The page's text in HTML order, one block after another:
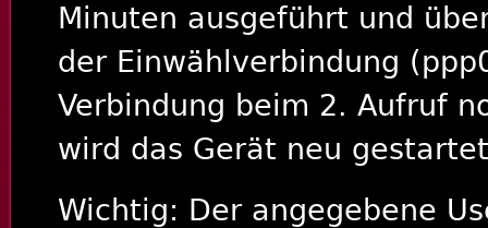
Minuten ausgeführt und
der Einwählverbindung
Verbindung beim 2. Aufruf
wird das Gerät neu
Wichtig: Der angegebene